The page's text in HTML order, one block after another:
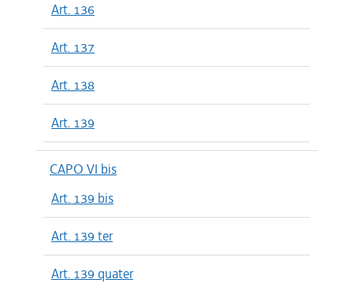
Art. 136
Art. 137
Art. 138
Art. 139
CAPO VI bis
Art. 139 bis
Art. 139 ter
Art. 139 quater